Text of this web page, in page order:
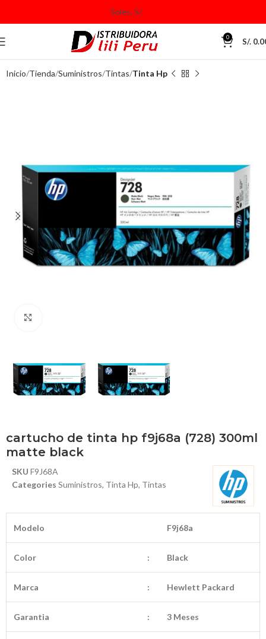
0 S/.
Inicio Tienda Suministros Tintas Tinta Hp
cartucho de tinta hp f9j68a (728) 300ml
matte black
SKU F9J68A
Categories Suministros, Tinta Hp, Tintas
Modelo F9j68a
Color : Black
Marca : Hewlett Packard
Garantia : 3 Meses